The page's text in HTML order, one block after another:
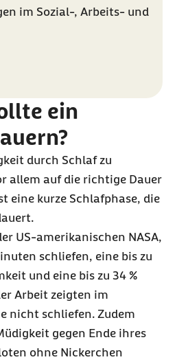
im Sozial-, Arbeits- und
ein
durch Schlaf zu
allem auf die richtige Dauer
eine kurze Schlafphase, die
US-amerikanischen NASA,
schliefen, eine bis zu
und eine bis zu 34 %
Arbeit zeigten im
nicht schliefen. Zudem
gegen Ende ihres
ohne Nickerchen